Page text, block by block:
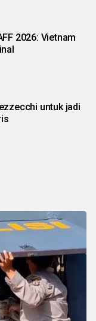
2026: Vietnam
untuk jadi